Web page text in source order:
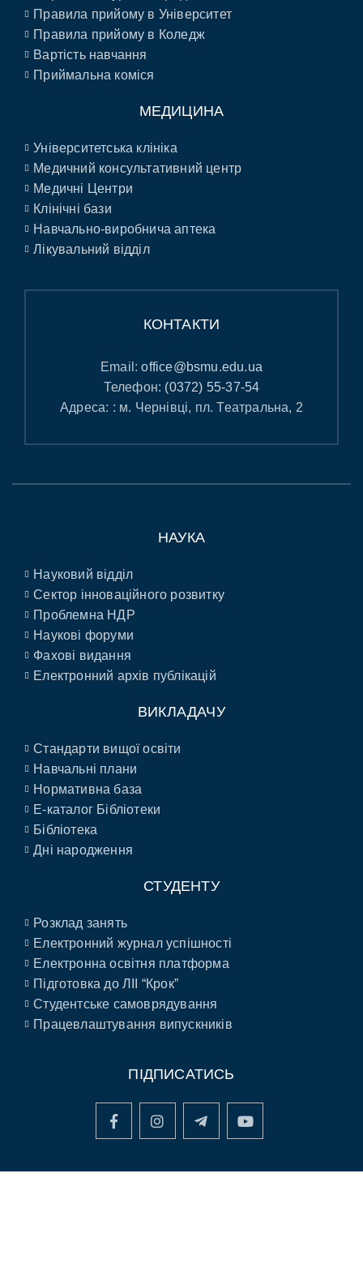
Правила прийому в Університет
Правила прийому в Коледж
Вартість навчання
Приймальна коміся
МЕДИЦИНА
Університетська клініка
Медичний консультативний центр
Медичні Центри
Клінічні бази
Навчально-виробнича аптека
Лікувальний відділ
КОНТАКТИ
Email:office@bsmu.edu.ua
Телефон: (0372) 55-37-54
Адреса: : м. Чернівці, пл. Театральна, 2
НАУКА
Науковий відділ
Сектор інноваційного розвитку
Проблемна НДР
Наукові форуми
Фахові видання
Електронний архів публікацій
ВИКЛАДАЧУ
Стандарти вищої освіти
Навчальні плани
Нормативна база
E-каталог Бібліотеки
Бібліотека
Дні народження
СТУДЕНТУ
Розклад занять
Електронний журнал успішності
Електронна освітня платформа
Підготовка до ЛІІ “Крок”
Студентське самоврядування
Працевлаштування випускників
ПІДПИСАТИСЬ